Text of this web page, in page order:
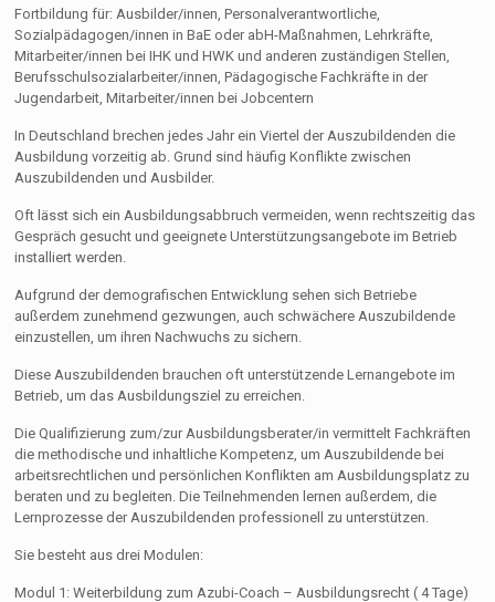
Fortbildung für: Ausbilder/innen, Personalverantwortliche,
Sozialpädagogen/innen in BaE oder abH-Maßnahmen, Lehrkräfte,
Mitarbeiter/innen bei IHK und HWK und anderen zuständigen Stellen,
Berufsschulsozialarbeiter/innen, Pädagogische Fachkräfte in der
Jugendarbeit, Mitarbeiter/innen bei Jobcentern
In Deutschland brechen jedes Jahr ein Viertel der Auszubildenden die
Ausbildung vorzeitig ab. Grund sind häufig Konflikte zwischen
Auszubildenden und Ausbilder.
Oft lässt sich ein Ausbildungsabbruch vermeiden, wenn rechtszeitig das
Gespräch gesucht und geeignete Unterstützungsangebote im Betrieb
installiert werden.
Aufgrund der demografischen Entwicklung sehen sich Betriebe
außerdem zunehmend gezwungen, auch schwächere Auszubildende
einzustellen, um ihren Nachwuchs zu sichern.
Diese Auszubildenden brauchen oft unterstützende Lernangebote im
Betrieb, um das Ausbildungsziel zu erreichen.
Die Qualifizierung zum/zur Ausbildungsberater/in vermittelt Fachkräften
die methodische und inhaltliche Kompetenz, um Auszubildende bei
arbeitsrechtlichen und persönlichen Konflikten am Ausbildungsplatz zu
beraten und zu begleiten. Die Teilnehmenden lernen außerdem, die
Lernprozesse der Auszubildenden professionell zu unterstützen.
Sie besteht aus drei Modulen:
Modul 1: Weiterbildung zum Azubi-Coach – Ausbildungsrecht ( 4 Tage)